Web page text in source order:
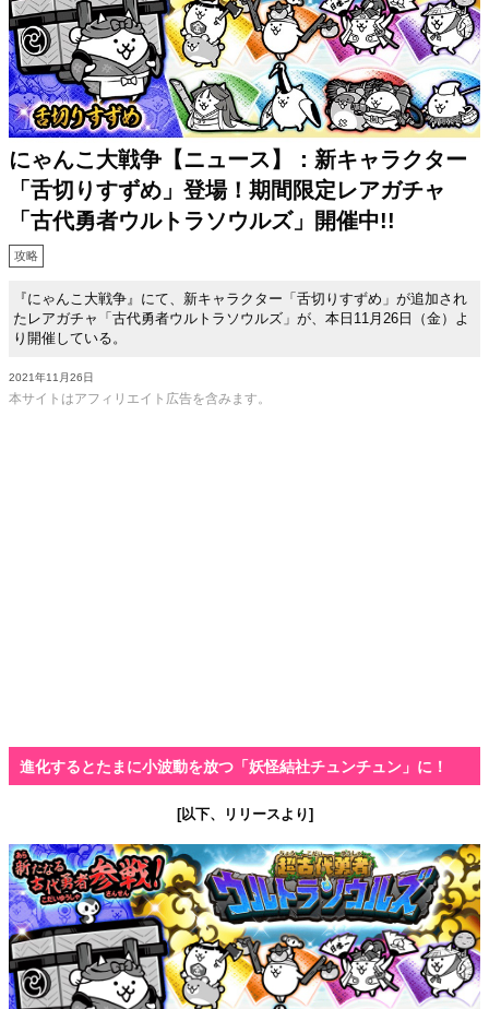
にゃんこ大戦争【ニュース】：新キャラクター
「舌切りすずめ」登場！期間限定レアガチャ
「古代勇者ウルトラソウルズ」開催中!!
攻略
『にゃんこ大戦争』にて、新キャラクター「舌切りすずめ」が追加され
たレアガチャ「古代勇者ウルトラソウルズ」が、本日11月26日（金）よ
り開催している。
2021年11月26日
本サイトはアフィリエイト広告を含みます。
進化するとたまに小波動を放つ「妖怪結社チュンチュン」に！
[以下、リリースより]